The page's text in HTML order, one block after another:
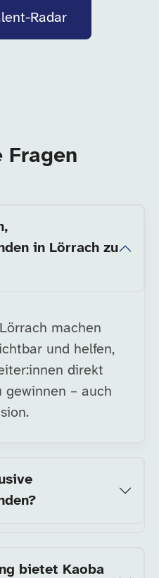
Radar
Fragen
in Lörrach zu
machen
und helfen,
direkt
gewinnen – auch
bietet Kaoba